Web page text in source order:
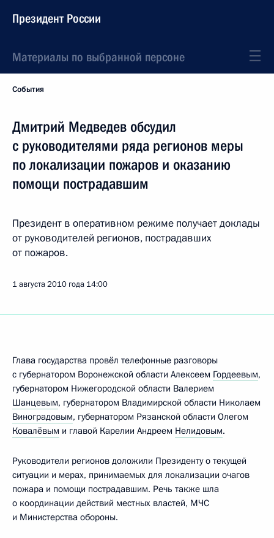
Президент России
Материалы по выбранной персоне
События
Дмитрий Медведев обсудил
с руководителями ряда регионов меры
по локализации пожаров и оказанию
помощи пострадавшим
Президент в оперативном режиме получает доклады
от руководителей регионов, пострадавших
от пожаров.
1 августа 2010 года 14:00
Глава государства провёл телефонные разговоры
с губернатором Воронежской области Алексеем Гордеевым,
губернатором Нижегородской области Валерием
Шанцевым, губернатором Владимирской области Николаем
Виноградовым, губернатором Рязанской области Олегом
Ковалёвым и главой Карелии Андреем Нелидовым.
Руководители регионов доложили Президенту о текущей
ситуации и мерах, принимаемых для локализации очагов
пожара и помощи пострадавшим. Речь также шла
о координации действий местных властей, МЧС
и Министерства обороны.